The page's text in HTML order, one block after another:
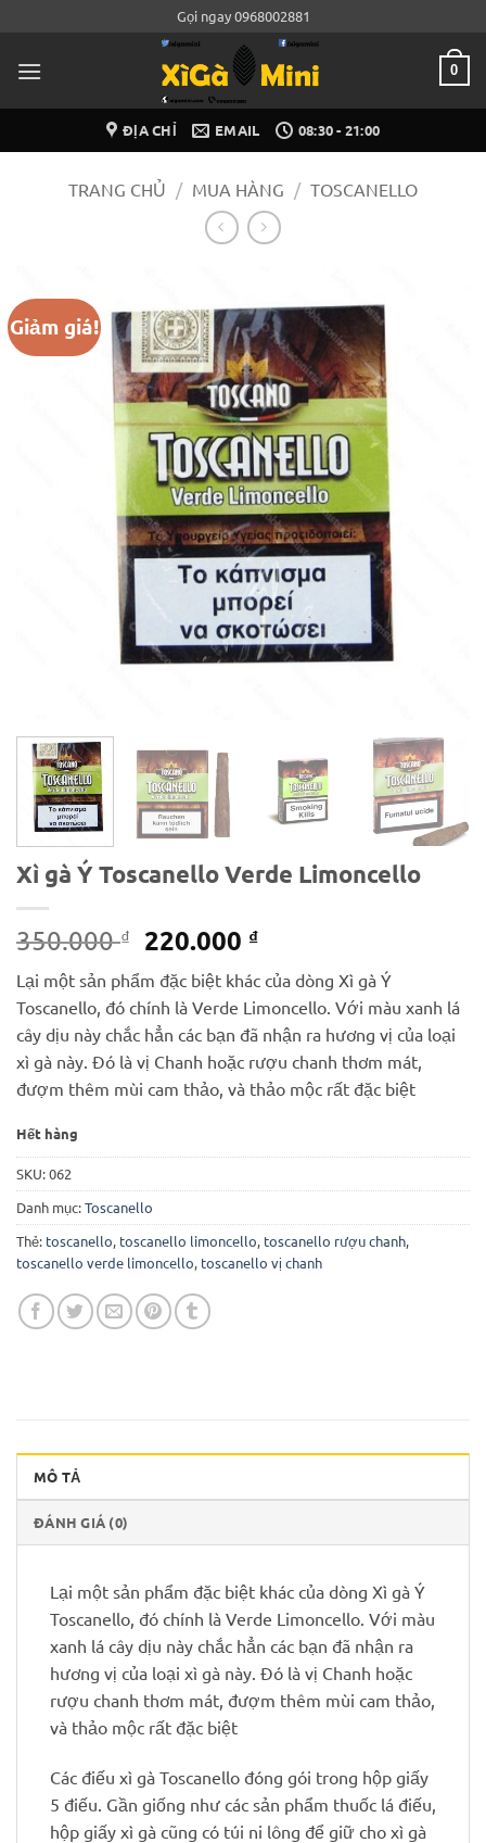
nội
Gọi ngay 0968002881
0
ĐỊA CHỈ EMAIL 08:30 - 21:00
TRANG CHỦ / MUA HÀNG / TOSCANELLO
Giảm giá!
Xì gà Ý Toscanello Verde Limoncello
350.000₫ Giá
gốc
là:
350.000 ₫.
220.000 ₫Giá
hiện
tại
là:
220.000 ₫.
Lại một sản phẩm đặc biệt khác của dòng Xì gà Ý
Toscanello, đó chính là Verde Limoncello. Với màu xanh lá
cây dịu này chắc hẳn các bạn đã nhận ra hương vị của loại
xì gà này. Đó là vị Chanh hoặc rượu chanh thơm mát,
đượm thêm mùi cam thảo, và thảo mộc rất đặc biệt
Hết hàng
SKU:062
Danh mục:Toscanello
Thẻ: toscanello, toscanello limoncello, toscanello rượu chanh,
toscanello verde limoncello, toscanello vị chanh
MÔ TẢ
ĐÁNH GIÁ (0)
Lại một sản phẩm đặc biệt khác của dòng Xì gà Ý
Toscanello, đó chính là Verde Limoncello. Với màu
xanh lá cây dịu này chắc hẳn các bạn đã nhận ra
hương vị của loại xì gà này. Đó là vị Chanh hoặc
rượu chanh thơm mát, đượm thêm mùi cam thảo,
và thảo mộc rất đặc biệt
Các điếu xì gà Toscanello đóng gói trong hộp giấy
5 điếu. Gần giống như các sản phẩm thuốc lá điếu,
hộp giấy xì gà cũng có túi ni lông để giữ cho xì gà